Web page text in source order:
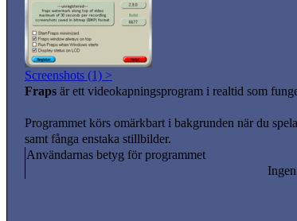
Screenshots (1) >
Fraps är ett videokapningsprogram i realtid som
Programmet körs omärkbart i bakgrunden när du
samt fånga enstaka stillbilder.
Användarnas betyg för programmet